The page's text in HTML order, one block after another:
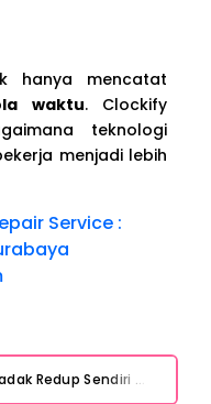
hanya mencatat
waktu. Clockify
teknologi
menjadi lebih
Service :
Layar iPhone Mendadak Redup Sendiri Padahal Auto-Brightness Mati? Ini Penyebab & Solusinya!